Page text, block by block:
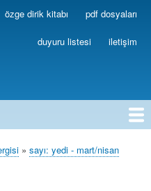
Ana
içeriğe
özge dirik kitabı pdf dosyaları
duyuru listesi iletişim
sayı: yedi - mart/nisan